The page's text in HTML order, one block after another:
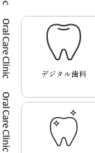
デジタル歯科